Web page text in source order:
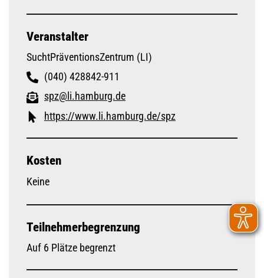
Veranstalter
SuchtPräventionsZentrum (LI)
(040) 428842-911
spz@li.hamburg.de
https://www.li.hamburg.de/spz
Kosten
Keine
Teilnehmerbegrenzung
Auf 6 Plätze begrenzt